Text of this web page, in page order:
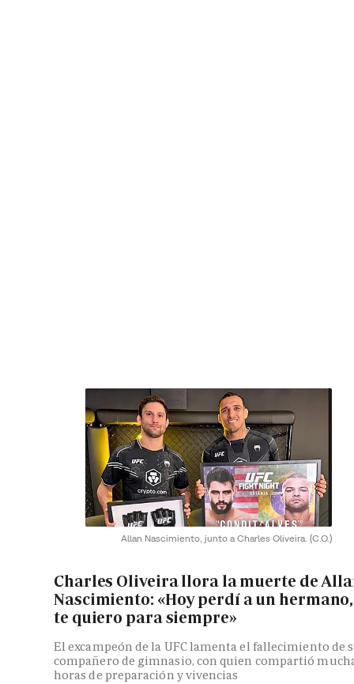
Allan Nascimiento, junto a Charles Oliveira. (C.O.)
Charles Oliveira llora la muerte de
Nascimiento: «Hoy perdí a un hermano,
te quiero para siempre»
El excampeón de la UFC lamenta el fallecimiento de
compañero de gimnasio, con quien compartió
horas de preparación y vivencias